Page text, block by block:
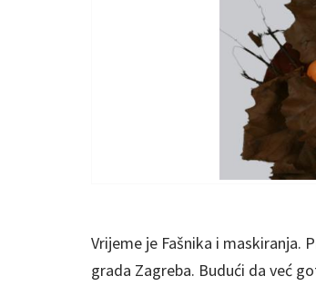
Vrijeme je Fašnika i maskiranja.
grada Zagreba. Budući da već